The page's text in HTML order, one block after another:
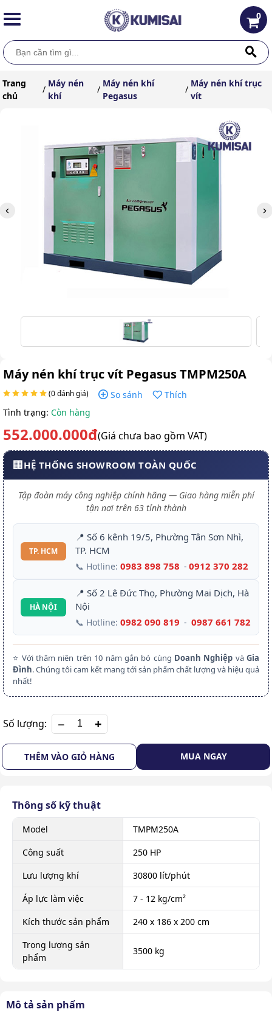
0
Trang
chủ
/
Máy nén
khí
/
Máy nén khí
Pegasus
/
Máy nén khí trục
vít
Máy nén khí trục vít Pegasus TMPM250A
(0 đánh giá) So sánh
Thích
Tình trạng: Còn hàng
552.000.000đ(Giá chưa bao gồm VAT)
🏢HỆ THỐNG SHOWROOM TOÀN QUỐC
Tập đoàn máy công nghiệp chính hãng — Giao hàng miễn phí
tận nơi trên 63 tỉnh thành
TP. HCM
📍 Số 6 kênh 19/5, Phường Tân Sơn Nhì,
TP. HCM
📞 Hotline: 0983 898 758 - 0912 370 282
HÀ NỘI
📍 Số 2 Lê Đức Thọ, Phường Mai Dịch, Hà
Nội
📞 Hotline: 0982 090 819 - 0987 661 782
⭐ Với thâm niên trên 10 năm gắn bó cùng Doanh Nghiệp vàGia
Đình. Chúng tôi cam kết mang tới sản phẩm chất lượng và hiệu quả
nhất!
Số lượng: +
THÊM VÀO GIỎ HÀNG MUA NGAY
Mô tả sản phẩm
Thông số kỹ thuật
Model
TMPM250A
Công suất
250 HP
Lưu lượng khí
30800 lít/phút
Áp lực làm việc
7 - 12 kg/cm²
Kích thước sản phẩm
240 x 186 x 200 cm
Trọng lượng sản
phẩm
3500 kg